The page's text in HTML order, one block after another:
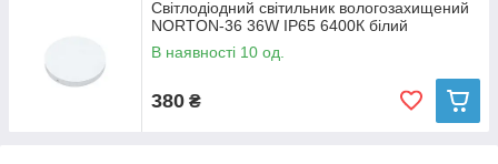
Світлодіодний світильник вологозахищений
NORTON-36 36W IP65 6400К білий
В наявності 10 од.
380 ₴